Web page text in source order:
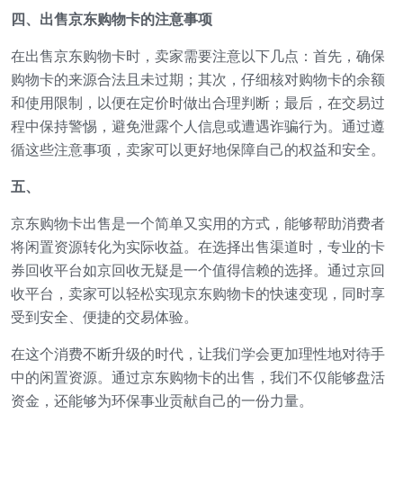
四、出售京东购物卡的注意事项
在出售京东购物卡时，卖家需要注意以下几点：首先，确保
购物卡的来源合法且未过期；其次，仔细核对购物卡的余额
和使用限制，以便在定价时做出合理判断；最后，在交易过
程中保持警惕，避免泄露个人信息或遭遇诈骗行为。通过遵
循这些注意事项，卖家可以更好地保障自己的权益和安全。
五、
京东购物卡出售是一个简单又实用的方式，能够帮助消费者
将闲置资源转化为实际收益。在选择出售渠道时，专业的卡
券回收平台如京回收无疑是一个值得信赖的选择。通过京回
收平台，卖家可以轻松实现京东购物卡的快速变现，同时享
受到安全、便捷的交易体验。
在这个消费不断升级的时代，让我们学会更加理性地对待手
中的闲置资源。通过京东购物卡的出售，我们不仅能够盘活
资金，还能够为环保事业贡献自己的一份力量。